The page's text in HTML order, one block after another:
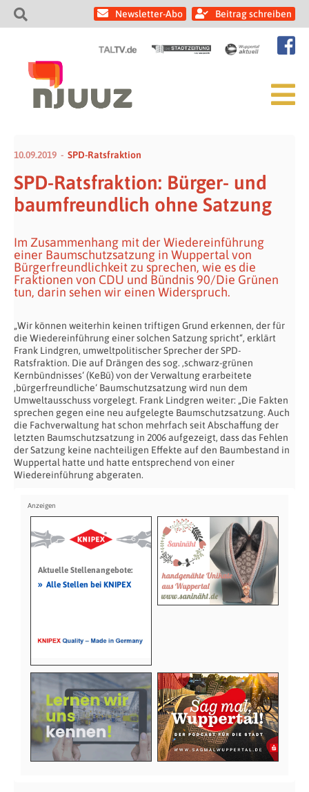
Newsletter-Abo Beitrag schreiben
10.09.2019 SPD-Ratsfraktion
SPD-Ratsfraktion: Bürger- und
baumfreundlich ohne Satzung
Im Zusammenhang mit der Wiedereinführung
einer Baumschutzsatzung in Wuppertal von
Bürgerfreundlichkeit zu sprechen, wie es die
Fraktionen von CDU und Bündnis 90/Die Grünen
tun, darin sehen wir einen Widerspruch.
„Wir können weiterhin keinen triftigen Grund erkennen, der für
die Wiedereinführung einer solchen Satzung spricht“, erklärt
Frank Lindgren, umweltpolitischer Sprecher der SPD-
Ratsfraktion. Die auf Drängen des sog. ‚schwarz-grünen
Kernbündnisses‘ (KeBü) von der Verwaltung erarbeitete
‚bürgerfreundliche‘ Baumschutzsatzung wird nun dem
Umweltausschuss vorgelegt. Frank Lindgren weiter: „Die Fakten
sprechen gegen eine neu aufgelegte Baumschutzsatzung. Auch
die Fachverwaltung hat schon mehrfach seit Abschaffung der
letzten Baumschutzsatzung in 2006 aufgezeigt, dass das Fehlen
der Satzung keine nachteiligen Effekte auf den Baumbestand in
Wuppertal hatte und hatte entsprechend von einer
Wiedereinführung abgeraten.
Aktuelle Stellenangebote:
» Alle Stellen bei KNIPEX